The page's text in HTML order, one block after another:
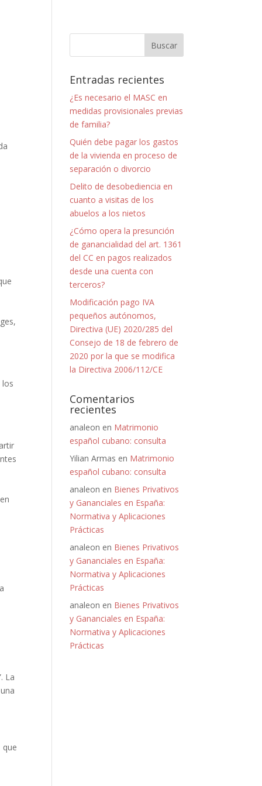
los
La
Entradas recientes
¿Es necesario el MASC en
medidas provisionales previas
de familia?
Quién debe pagar los gastos
de la vivienda en proceso de
separación o divorcio
Delito de desobediencia en
cuanto a visitas de los
abuelos a los nietos
¿Cómo opera la presunción
de ganancialidad del art. 1361
del CC en pagos realizados
desde una cuenta con
terceros?
Modificación pago IVA
pequeños autónomos,
Directiva (UE) 2020/285 del
Consejo de 18 de febrero de
2020 por la que se modifica
la Directiva 2006/112/CE
Comentarios
recientes
analeon en Matrimonio
español cubano: consulta
Yilian Armas en Matrimonio
español cubano: consulta
analeon en Bienes Privativos
y Gananciales en España:
Normativa y Aplicaciones
Prácticas
analeon en Bienes Privativos
y Gananciales en España:
Normativa y Aplicaciones
Prácticas
analeon en Bienes Privativos
y Gananciales en España:
Normativa y Aplicaciones
Prácticas